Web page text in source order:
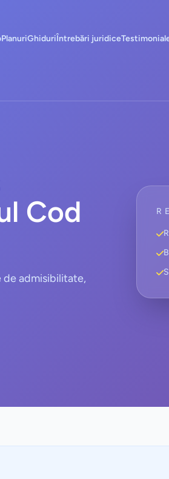
PlanuriGhiduriÎntrebări juridice
Cod
de admisibilitate,